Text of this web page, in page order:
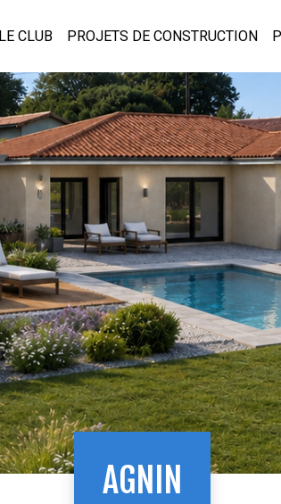
LE CLUB PROJETS DE CONSTRUCTION
AGNIN